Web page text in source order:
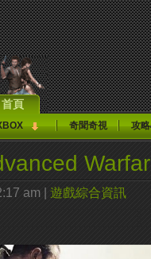
首頁
奇聞奇視 攻
am | 遊戲綜合資訊